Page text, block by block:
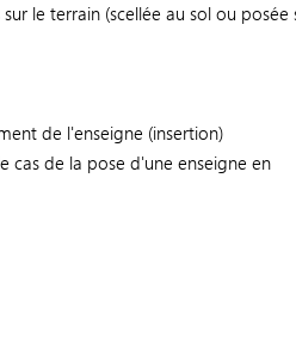
le terrain (scellée au sol ou posée
de l'enseigne (insertion)
cas de la pose d'une enseigne en